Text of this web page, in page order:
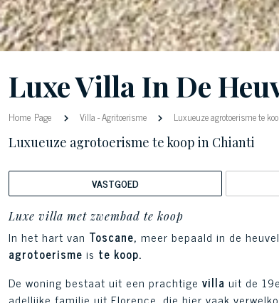
Luxe Villa In De
Home Page Villa-Agritoerisme Luxueuze agrotoerisme te
Luxueuze agrotoerisme te koop in Chianti
VASTGOED
Luxe villa met zwembad te koop
In het hart van Toscane, meer bepaald in de
agrotoerisme is te koop.
De woning bestaat uit een prachtige villa uit de